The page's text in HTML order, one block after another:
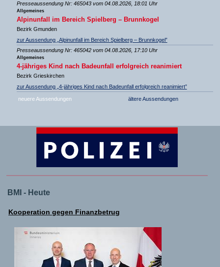
Presseaussendung Nr: 465043 vom 04.08.2026, 18:01 Uhr
Allgemeines
Alpinunfall im Bereich Spielberg – Brunnkogel
Bezirk Gmunden
zur Aussendung „Alpinunfall im Bereich Spielberg – Brunnkogel”
Presseaussendung Nr: 465042 vom 04.08.2026, 17:10 Uhr
Allgemeines
4-jähriges Kind nach Badeunfall erfolgreich reanimiert
Bezirk Grieskirchen
zur Aussendung „4-jähriges Kind nach Badeunfall erfolgreich reanimiert”
neuere Aussendungen ältere Aussendungen
BMI - Heute
Kooperation gegen Finanzbetrug